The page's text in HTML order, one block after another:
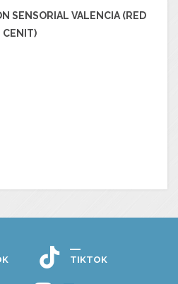
SENSORIAL VALENCIA (RED
CENIT)
TIKTOK